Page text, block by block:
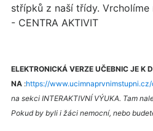
střípků z naší třídy.
- CENTRA AKTIVIT
ELEKTRONICKÁ VERZE UČEBNIC JE K
NA :https://
na sekci INTERAKTIVNÍ VÝUKA. Tam
Pokud by byli i žáci nemocní, nebo